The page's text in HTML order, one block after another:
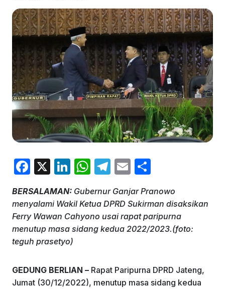
F
c
e
b
o
o
k
X
Li
k
e
dI
n
W
at
s
A
p
T
e
gr
a
E
ai
l
ar
e
BERSALAMAN: Gubernur Ganjar Pranowo
menyalami Wakil Ketua DPRD Sukirman disaksikan
Ferry Wawan Cahyono usai rapat paripurna
menutup masa sidang kedua 2022/2023.(foto:
teguh prasetyo)
GEDUNG BERLIAN – Rapat Paripurna DPRD Jateng,
Jumat (30/12/2022), menutup masa sidang kedua